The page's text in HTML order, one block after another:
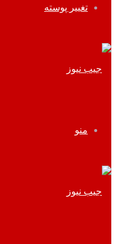
تغییر پوسته
منو